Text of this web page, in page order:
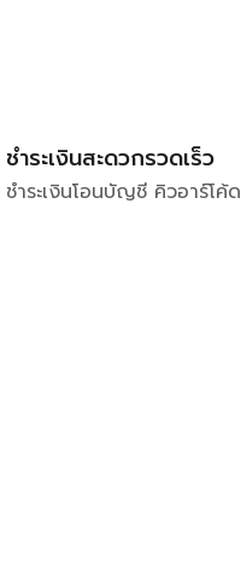
ชำระเงินสะดวกรวดเร็ว
ชำระเงินโอนบัญชี คิวอาร์โค้ด